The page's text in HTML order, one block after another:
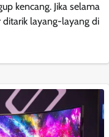
kencang. Jika selama
ditarik layang-layang di